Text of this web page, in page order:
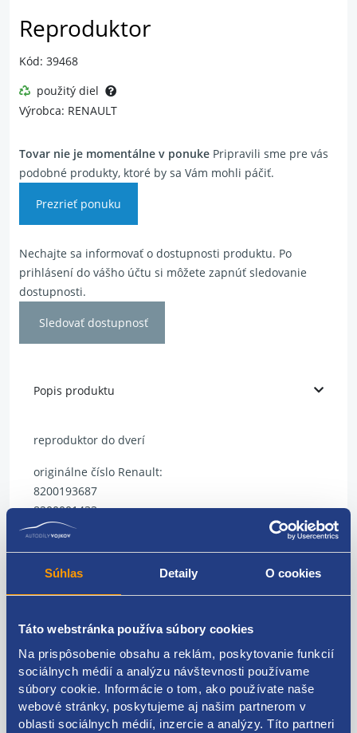
Súhlas Detaily O cookies
Táto webstránka používa súbory cookies
Na prispôsobenie obsahu a reklám, poskytovanie funkcií
sociálnych médií a analýzu návštevnosti používame
súbory cookie. Informácie o tom, ako používate naše
webové stránky, poskytujeme aj našim partnerom v
oblasti sociálnych médií, inzercie a analýzy. Títo partneri
Reproduktor
Kód: 39468
použitý diel
Výrobca: RENAULT
Tovar nie je momentálne v ponuke Pripravili sme pre vás
podobné produkty, ktoré by sa Vám mohli páčiť.
Prezrieť ponuku
Nechajte sa informovať o dostupnosti produktu. Po
prihlásení do vášho účtu si môžete zapnúť sledovanie
dostupnosti.
Sledovať dostupnosť
Popis produktu
reproduktor do dverí
originálne číslo Renault:
8200193687
8200001433
8200069123
8200193687 8200001433 8200069123
Použiteľné pre vozidlá